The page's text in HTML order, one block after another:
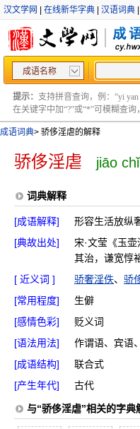
汉文学网 在线新华字典 汉语词典
成语名称
提示： 支持拼音查询，例：“yi yan
在关键字中加“?”或“*”可模糊查询
成语词典> 骄侈淫虐的解释
骄侈淫虐 jiāo
词典解释
[成语解释]
形容生活放纵
[典故出处]
宋·文莹《玉
其治，谦宽惇
[ 近义词 ]
骄奢淫佚、 骄
[常用程度]
生僻
[感情色彩]
贬义词
[语法用法]
作谓语、宾语
[成语结构]
联合式
[产生年代]
古代
与“骄侈淫虐”相关的字典